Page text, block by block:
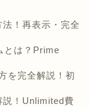
法！再表示・完全
とは？Prime
を完全解説！初
説！Unlimited費